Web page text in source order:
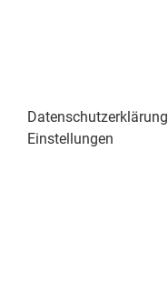
Datenschutzerklärung
Einstellungen